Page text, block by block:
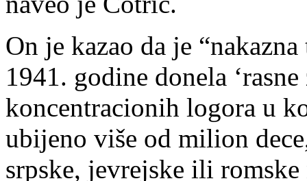
On je kazao da je
1941. godine donela
koncentracionih logora u
ubijeno više od milion
srpske, jevrejske ili